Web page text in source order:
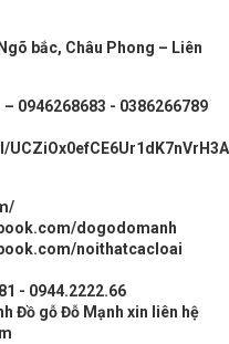
bắc, Châu Phong – Liên
0946268683 - 0386266789
dogodomanh
noithatcacloai
- 0944.2222.66
Đồ gỗ Đỗ Mạnh xin liên hệ